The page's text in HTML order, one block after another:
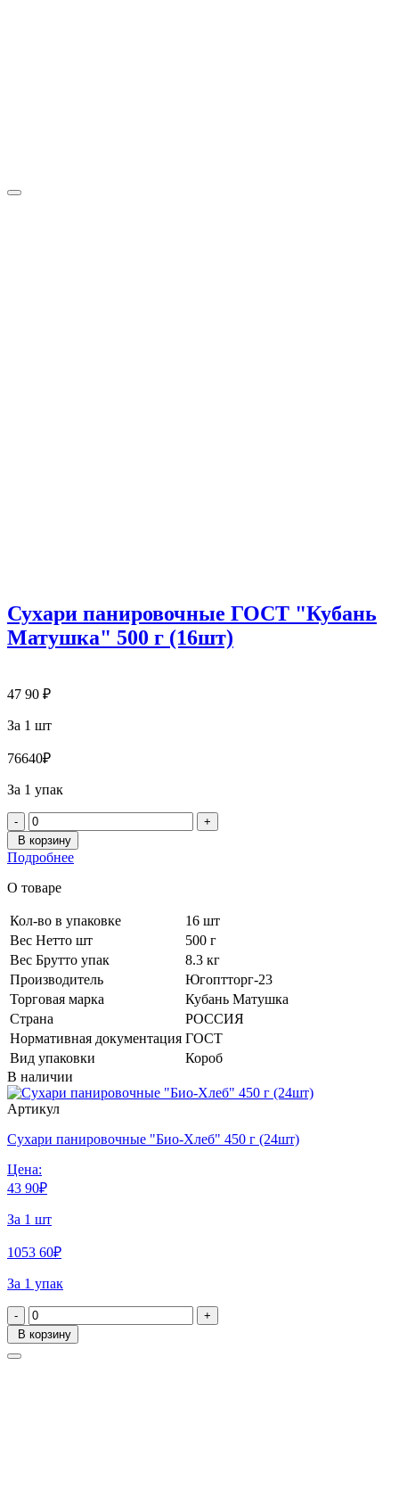
Сухари панировочные ГОСТ "Кубань
Матушка" 500 г (16шт)
47 90 ₽
За 1 шт
76640₽
За 1 упак
-
+
В корзину
Подробнее
О товаре
Кол-во в упаковке
16 шт
Вес Нетто шт
500 г
Вес Брутто упак
8.3 кг
Производитель
Югоптторг-23
Торговая марка
Кубань Матушка
Страна
РОССИЯ
Нормативная документация ГОСТ
Вид упаковки
Короб
В наличии
Артикул
Сухари панировочные "Био-Хлеб" 450 г (24шт)
Цена:
43 90₽
За 1 шт
1053 60₽
За 1 упак
-
+
В корзину